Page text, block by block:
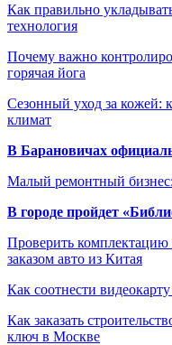
Как правильно
технология
Почему важно
горячая йога
Сезонный уход за кожей:
климат
В Барановичах
Малый ремонтный бизнес:
В городе пройдет
Проверить комплектацию
заказом авто из Китая
Как соотнести
Как заказать
ключ в Москве